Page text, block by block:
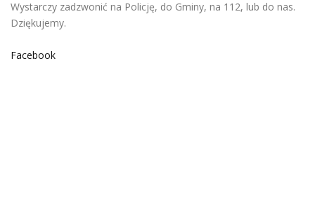
Wystarczy zadzwonić na Policję, do Gminy, na 112, lub do nas.
Dziękujemy.
Facebook